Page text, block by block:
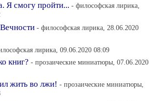
Я смогу пройти... - философская лирика,
- философская лирика, 28.06.2020
лирика, 09.06.2020 08:09
книг? - прозаические миниатюры, 07.06.2020
жить во лжи! - прозаические миниатюры,